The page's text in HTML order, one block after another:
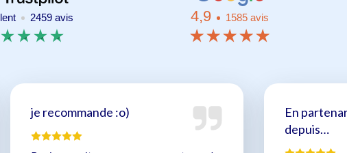
2459 avis 4,9 1585 avis
je recommande :o)
En
depuis…